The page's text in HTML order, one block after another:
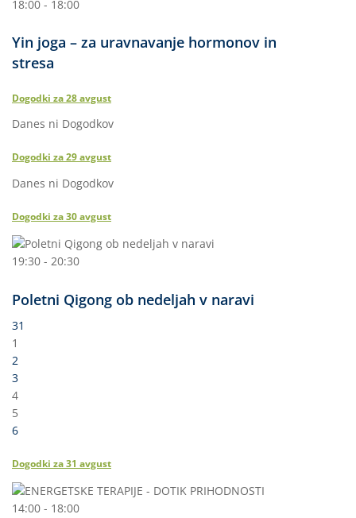
18:00 - 18:00
Yin joga – za uravnavanje hormonov in
stresa
Dogodki za28avgust
Danes ni Dogodkov
Dogodki za29avgust
Danes ni Dogodkov
Dogodki za30avgust
19:30 - 20:30
Poletni Qigong ob nedeljah v naravi
31
1
2
3
4
5
6
Dogodki za31 avgust
14:00 - 18:00